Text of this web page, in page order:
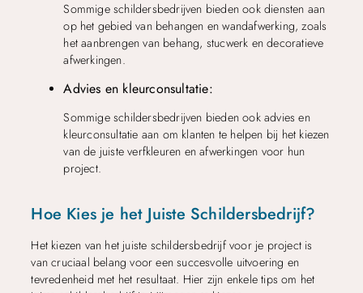
Sommige schildersbedrijven bieden ook diensten aan
op het gebied van behangen en wandafwerking, zoals
het aanbrengen van behang, stucwerk en decoratieve
afwerkingen.
Advies en kleurconsultatie:
Sommige schildersbedrijven bieden ook advies en
kleurconsultatie aan om klanten te helpen bij het kiezen
van de juiste verfkleuren en afwerkingen voor hun
project.
Hoe Kies je het Juiste Schildersbedrijf?
Het kiezen van het juiste schildersbedrijf voor je project is
van cruciaal belang voor een succesvolle uitvoering en
tevredenheid met het resultaat. Hier zijn enkele tips om het